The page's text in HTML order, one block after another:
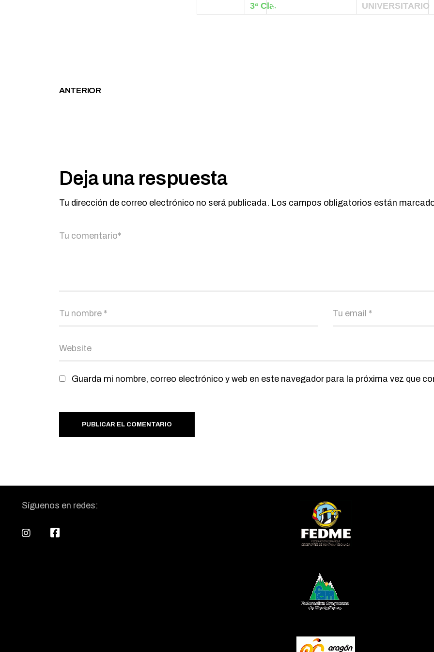
3ª Cla.SARA GARCIA UNIVERSITARIO
ANTERIOR
Deja una respuesta
Tu dirección de correo electrónico no será publicada. Los campos obligatorios están
Guarda mi nombre, correo electrónico y web en este navegador para la próxima vez que
PUBLICAR EL COMENTARIO
Síguenos en redes: